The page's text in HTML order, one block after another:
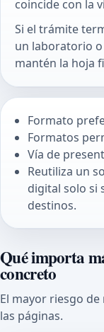
coincide con la
Si el trámite
un laboratorio
mantén la hoja
Formato
Formatos
Vía de
Reutiliza un
digital solo si
destinos.
Qué importa
concreto
El mayor riesgo
las páginas.